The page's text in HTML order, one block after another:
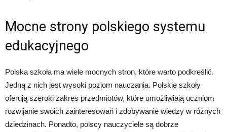
Mocne strony polskiego systemu
edukacyjnego
Polska szkoła ma wiele mocnych stron, które warto podkreślić.
Jedną z nich jest wysoki poziom nauczania. Polskie szkoły
oferują szeroki zakres przedmiotów, które umożliwiają uczniom
rozwijanie swoich zainteresowań i zdobywanie wiedzy w różnych
dziedzinach. Ponadto, polscy nauczyciele są dobrze